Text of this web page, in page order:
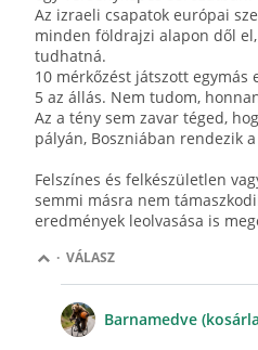
Az izraeli csapatok európai
minden földrajzi alapon dől
tudhatná.
10 mérkőzést játszott egymás
5 az állás. Nem tudom,
Az a tény sem zavar téged,
pályán, Boszniában rendezik
Felszínes és felkészületlen
semmi másra nem
eredmények leolvasása is
· VÁLASZ
Barnamedve